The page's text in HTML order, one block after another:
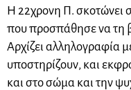
Η 22χρονη Π. σκοτώνει
που προσπάθησε να τη
Αρχίζει αλληλογραφία
υποστηρίζουν, και
και στο σώμα και την